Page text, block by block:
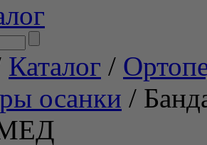
Каталог /
осанки /